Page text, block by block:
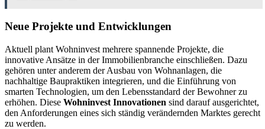
Neue Projekte und Entwicklungen
Aktuell plant Wohninvest mehrere spannende Projekte, die
innovative Ansätze in der Immobilienbranche einschließen. Dazu
gehören unter anderem der Ausbau von Wohnanlagen, die
nachhaltige Baupraktiken integrieren, und die Einführung von
smarten Technologien, um den Lebensstandard der Bewohner zu
erhöhen. Diese Wohninvest Innovationen sind darauf ausgerichtet,
den Anforderungen eines sich ständig verändernden Marktes gerecht
zu werden.